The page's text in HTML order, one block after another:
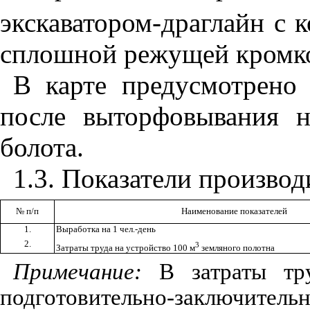
экскаватором-драглайн
сплошной режущей
В карте предусмотрено
после
болота.
1.3. Показатели
№ п/п
Наименование показателей
1.
Выработка на 1 чел.-день
2.
Затраты труда на устройство 100 м3 земляного полотна
Примечание: В затраты
подготовительно-